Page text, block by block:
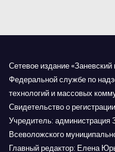
м
Сетевое издание «Заневский
Федеральной службе по
технологий и массовых
Свидетельство о
Учредитель: администрация
Всеволожского
Главный редактор: Елена